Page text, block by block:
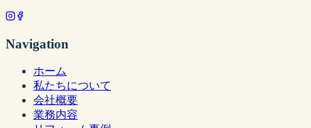
Navigation
ホーム
私たちについて
会社概要
業務内容